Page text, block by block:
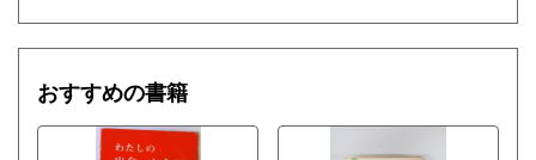
おすすめの書籍